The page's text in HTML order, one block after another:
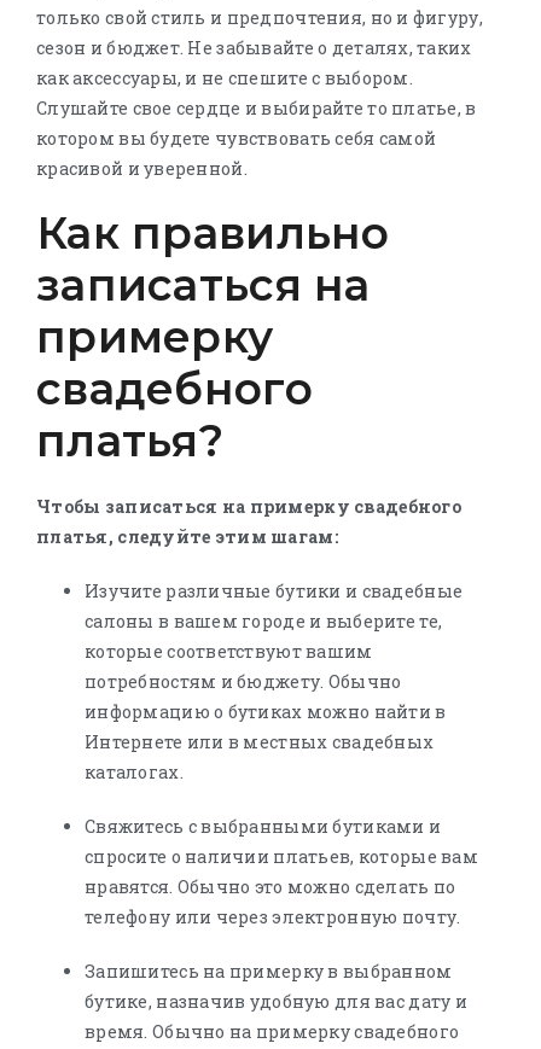
только свой стиль и предпочтения, но и фигуру,
сезон и бюджет. Не забывайте о деталях, таких
как аксессуары, и не спешите с выбором.
Слушайте свое сердце и выбирайте то платье, в
котором вы будете чувствовать себя самой
красивой и уверенной.
Как правильно
записаться на
примерку
свадебного
платья?
Чтобы записаться на примерку свадебного
платья, следуйте этим шагам:
Изучите различные бутики и свадебные
салоны в вашем городе и выберите те,
которые соответствуют вашим
потребностям и бюджету. Обычно
информацию о бутиках можно найти в
Интернете или в местных свадебных
каталогах.
Свяжитесь с выбранными бутиками и
спросите о наличии платьев, которые вам
нравятся. Обычно это можно сделать по
телефону или через электронную почту.
Запишитесь на примерку в выбранном
бутике, назначив удобную для вас дату и
время. Обычно на примерку свадебного